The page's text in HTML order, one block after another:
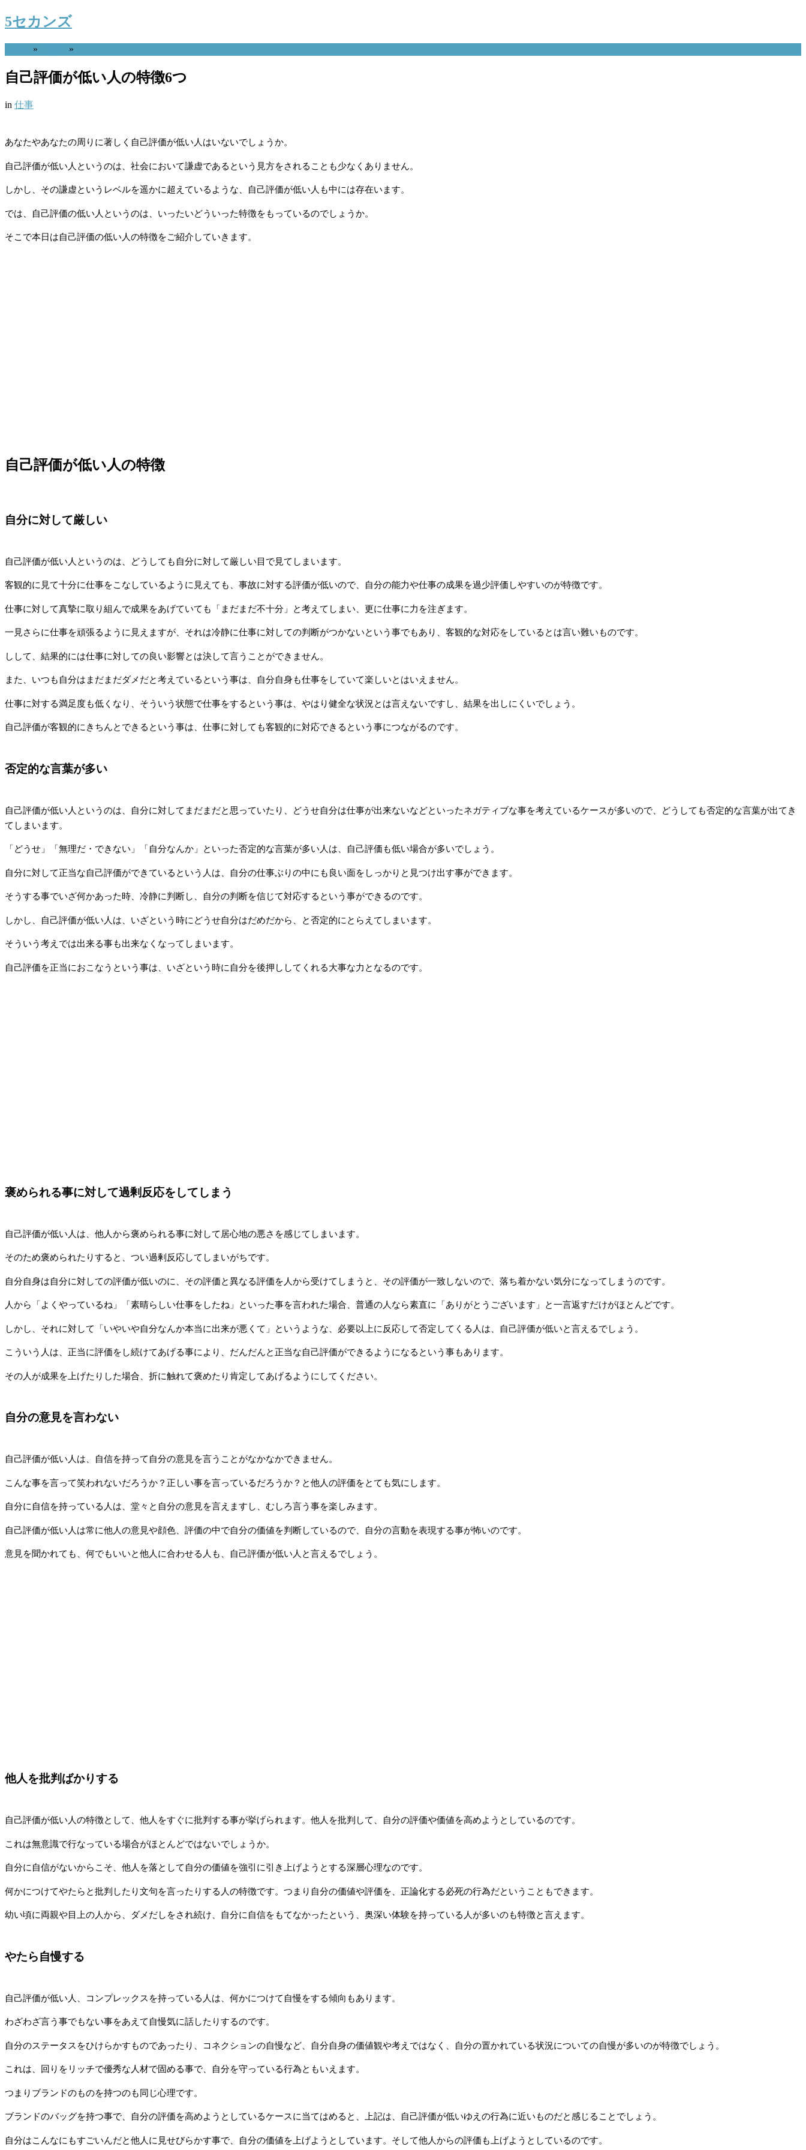
5セカンズ
» »
自己評価が低い人の特徴6つ
in 仕事
あなたやあなたの周りに著しく自己評価が低い人はいないでしょうか。
自己評価が低い人というのは、社会において謙虚であるという見方をされることも少なくありません。
しかし、その謙虚というレベルを遥かに超えているような、自己評価が低い人も中には存在います。
では、自己評価の低い人というのは、いったいどういった特徴をもっているのでしょうか。
そこで本日は自己評価の低い人の特徴をご紹介していきます。
自己評価が低い人の特徴
自分に対して厳しい
自己評価が低い人というのは、どうしても自分に対して厳しい目で見てしまいます。
客観的に見て十分に仕事をこなしているように見えても、事故に対する評価が低いので、自分の能力や仕事の成果を過少評価しやすいのが特徴です。
仕事に対して真摯に取り組んで成果をあげていても「まだまだ不十分」と考えてしまい、更に仕事に力を注ぎます。
一見さらに仕事を頑張るように見えますが、それは冷静に仕事に対しての判断がつかないという事でもあり、客観的な対応をしているとは言い難いものです。
しして、結果的には仕事に対しての良い影響とは決して言うことができません。
また、いつも自分はまだまだダメだと考えているという事は、自分自身も仕事をしていて楽しいとはいえません。
仕事に対する満足度も低くなり、そういう状態で仕事をするという事は、やはり健全な状況とは言えないですし、結果を出しにくいでしょう。
自己評価が客観的にきちんとできるという事は、仕事に対しても客観的に対応できるという事につながるのです。
否定的な言葉が多い
自己評価が低い人というのは、自分に対してまだまだと思っていたり、どうせ自分は仕事が出来ないなどといったネガティブな事を考えているケースが多いので、どうしても否定的な言葉が出てき
てしまいます。
「どうせ」「無理だ・できない」「自分なんか」といった否定的な言葉が多い人は、自己評価も低い場合が多いでしょう。
自分に対して正当な自己評価ができているという人は、自分の仕事ぶりの中にも良い面をしっかりと見つけ出す事ができます。
そうする事でいざ何かあった時、冷静に判断し、自分の判断を信じて対応するという事ができるのです。
しかし、自己評価が低い人は、いざという時にどうせ自分はだめだから、と否定的にとらえてしまいます。
そういう考えでは出来る事も出来なくなってしまいます。
自己評価を正当におこなうという事は、いざという時に自分を後押ししてくれる大事な力となるのです。
褒められる事に対して過剰反応をしてしまう
自己評価が低い人は、他人から褒められる事に対して居心地の悪さを感じてしまいます。
そのため褒められたりすると、つい過剰反応してしまいがちです。
自分自身は自分に対しての評価が低いのに、その評価と異なる評価を人から受けてしまうと、その評価が一致しないので、落ち着かない気分になってしまうのです。
人から「よくやっているね」「素晴らしい仕事をしたね」といった事を言われた場合、普通の人なら素直に「ありがとうございます」と一言返すだけがほとんどです。
しかし、それに対して「いやいや自分なんか本当に出来が悪くて」というような、必要以上に反応して否定してくる人は、自己評価が低いと言えるでしょう。
こういう人は、正当に評価をし続けてあげる事により、だんだんと正当な自己評価ができるようになるという事もあります。
その人が成果を上げたりした場合、折に触れて褒めたり肯定してあげるようにしてください。
自分の意見を言わない
自己評価が低い人は、自信を持って自分の意見を言うことがなかなかできません。
こんな事を言って笑われないだろうか？正しい事を言っているだろうか？と他人の評価をとても気にします。
自分に自信を持っている人は、堂々と自分の意見を言えますし、むしろ言う事を楽しみます。
自己評価が低い人は常に他人の意見や顔色、評価の中で自分の価値を判断しているので、自分の言動を表現する事が怖いのです。
意見を聞かれても、何でもいいと他人に合わせる人も、自己評価が低い人と言えるでしょう。
他人を批判ばかりする
自己評価が低い人の特徴として、他人をすぐに批判する事が挙げられます。他人を批判して、自分の評価や価値を高めようとしているのです。
これは無意識で行なっている場合がほとんどではないでしょうか。
自分に自信がないからこそ、他人を落として自分の価値を強引に引き上げようとする深層心理なのです。
何かにつけてやたらと批判したり文句を言ったりする人の特徴です。つまり自分の価値や評価を、正論化する必死の行為だということもできます。
幼い頃に両親や目上の人から、ダメだしをされ続け、自分に自信をもてなかったという、奥深い体験を持っている人が多いのも特徴と言えます。
やたら自慢する
自己評価が低い人、コンプレックスを持っている人は、何かにつけて自慢をする傾向もあります。
わざわざ言う事でもない事をあえて自慢気に話したりするのです。
自分のステータスをひけらかすものであったり、コネクションの自慢など、自分自身の価値観や考えではなく、自分の置かれている状況についての自慢が多いのが特徴でしょう。
これは、回りをリッチで優秀な人材で固める事で、自分を守っている行為ともいえます。
つまりブランドのものを持つのも同じ心理です。
ブランドのバッグを持つ事で、自分の評価を高めようとしているケースに当てはめると、上記は、自己評価が低いゆえの行為に近いものだと感じることでしょう。
自分はこんなにもすごいんだと他人に見せびらかす事で、自分の価値を上げようとしています。そして他人からの評価も上げようとしているのです。